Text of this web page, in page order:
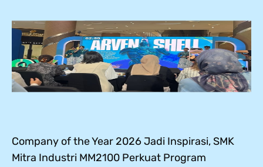
Company of the Year 2026 Jadi Inspirasi, SMK
Mitra Industri MM2100 Perkuat Program